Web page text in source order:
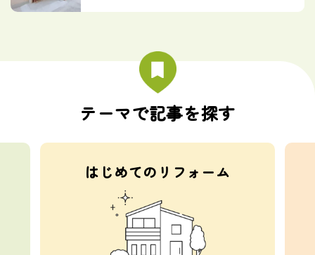
テーマで記事を探す
はじめてのリフォーム